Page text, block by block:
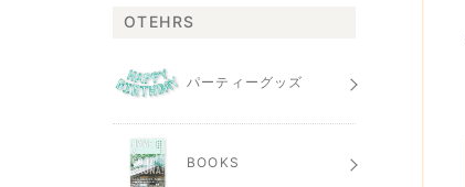
OTEHRS
パーティーグッズ
BOOKS